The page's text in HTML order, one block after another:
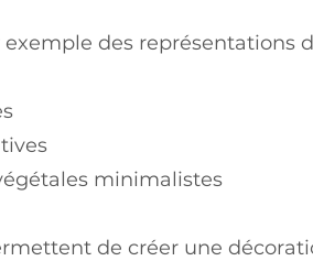
des représentations
minimalistes
de créer une